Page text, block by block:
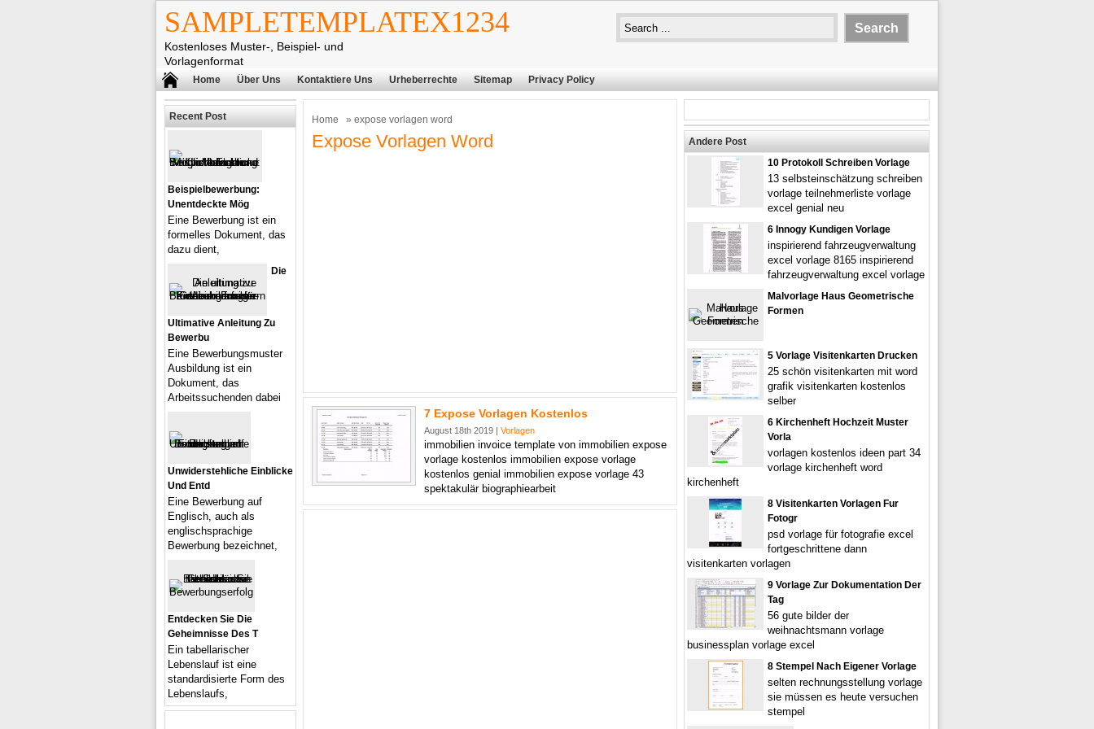
SAMPLETEMPLATEX1234
Kostenloses Muster-, Beispiel- und
Vorlagenformat
Home Über Uns Kontaktiere Uns Urheberrechte Sitemap Privacy Policy
Home » expose vorlagen word
Expose Vorlagen Word
7 Expose Vorlagen Kostenlos
August 18th 2019 | Vorlagen
immobilien invoice template von immobilien expose
vorlage kostenlos immobilien expose vorlage
kostenlos genial immobilien expose vorlage 43
spektakulär biographiearbeit
Recent Post
Beispielbewerbung:
Unentdeckte Mög
Eine Bewerbung ist ein
formelles Dokument, das
dazu dient,
Die
Ultimative Anleitung Zu
Bewerbu
Eine Bewerbungsmuster
Ausbildung ist ein
Dokument, das
Arbeitssuchenden dabei
Unwiderstehliche Einblicke
Und Entd
Eine Bewerbung auf
Englisch, auch als
englischsprachige
Bewerbung bezeichnet,
Entdecken Sie Die
Geheimnisse Des T
Ein tabellarischer
Lebenslauf ist eine
standardisierte Form des
Lebenslaufs,
Andere Post
10 Protokoll Schreiben Vorlage
13 selbsteinschätzung schreiben
vorlage teilnehmerliste vorlage
excel genial neu
6 Innogy Kundigen Vorlage
inspirierend fahrzeugverwaltung
excel vorlage 8165 inspirierend
fahrzeugverwaltung excel vorlage
Malvorlage Haus Geometrische
Formen
5 Vorlage Visitenkarten Drucken
25 schön visitenkarten mit word
grafik visitenkarten kostenlos
selber
6 Kirchenheft Hochzeit Muster
Vorla
vorlagen kostenlos ideen part 34
vorlage kirchenheft word
kirchenheft
8 Visitenkarten Vorlagen Fur
Fotogr
psd vorlage für fotografie excel
fortgeschrittene dann
visitenkarten vorlagen
9 Vorlage Zur Dokumentation Der
Tag
56 gute bilder der
weihnachtsmann vorlage
businessplan vorlage excel
8 Stempel Nach Eigener Vorlage
selten rechnungsstellung vorlage
sie müssen es heute versuchen
stempel